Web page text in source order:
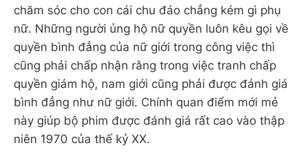
chăm sóc cho con cái chu đáo chẳng kém gì phụ
nữ. Những người ủng hộ nữ quyền luôn kêu gọi về
quyền bình đẳng của nữ giới trong công việc thì
cũng phải chấp nhận rằng trong việc tranh chấp
quyền giám hộ, nam giới cũng phải được đánh giá
bình đẳng như nữ giới. Chính quan điểm mới mẻ
này giúp bộ phim được đánh giá rất cao vào thập
niên 1970 của thế kỷ XX.